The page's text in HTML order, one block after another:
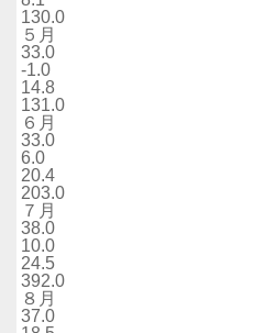
130.0
５月
33.0
-1.0
14.8
131.0
６月
33.0
6.0
20.4
203.0
７月
38.0
10.0
24.5
392.0
８月
37.0